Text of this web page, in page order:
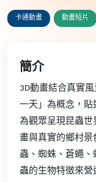
卡通動畫 動畫短片
簡介
3D動畫結合真實
一天」為概念，貼
為觀眾呈現昆蟲世
畫與真實的鄉村景
蟲、蜘蛛、蒼蠅
蟲的生物特徵來